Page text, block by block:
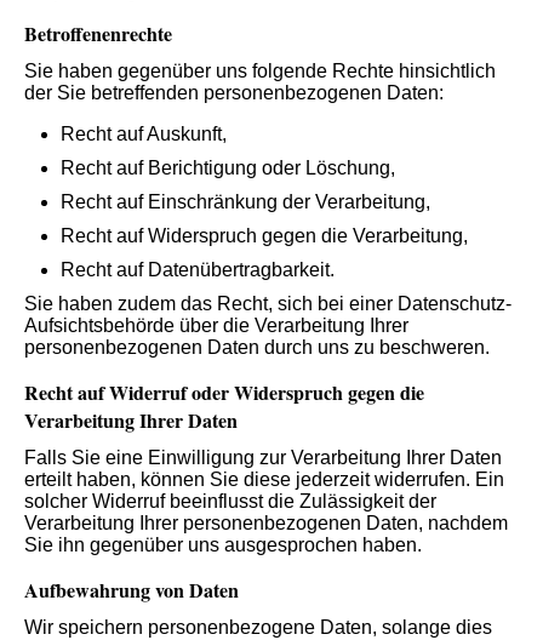
Betroffenenrechte
Sie haben gegenüber uns folgende Rechte hinsichtlich
der Sie betreffenden personenbezogenen Daten:
Recht auf Auskunft,
Recht auf Berichtigung oder Löschung,
Recht auf Einschränkung der Verarbeitung,
Recht auf Widerspruch gegen die Verarbeitung,
Recht auf Datenübertragbarkeit.
Sie haben zudem das Recht, sich bei einer Datenschutz-
Aufsichtsbehörde über die Verarbeitung Ihrer
personenbezogenen Daten durch uns zu beschweren.
Recht auf Widerruf oder Widerspruch gegen die
Verarbeitung Ihrer Daten
Falls Sie eine Einwilligung zur Verarbeitung Ihrer Daten
erteilt haben, können Sie diese jederzeit widerrufen. Ein
solcher Widerruf beeinflusst die Zulässigkeit der
Verarbeitung Ihrer personenbezogenen Daten, nachdem
Sie ihn gegenüber uns ausgesprochen haben.
Aufbewahrung von Daten
Wir speichern personenbezogene Daten, solange dies